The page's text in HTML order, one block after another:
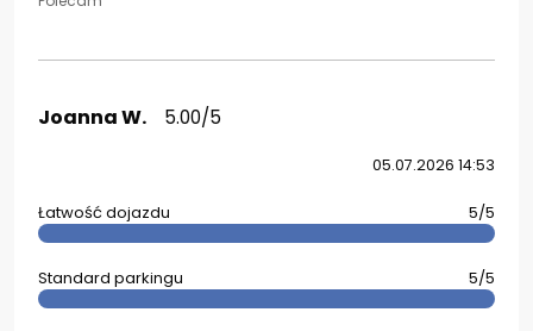
Joanna W. 5.00/5
05.07.2026 14:53
Łatwość dojazdu 5/5
Standard parkingu 5/5